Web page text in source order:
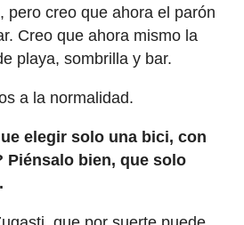
pero creo que ahora el parón
Creo que ahora mismo la
playa, sombrilla y bar.
a la normalidad.
elegir solo una bici, con
Piénsalo bien, que solo